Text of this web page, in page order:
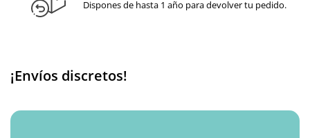
Dispones de hasta 1 año para devolver tu pedido.
¡Envíos discretos!